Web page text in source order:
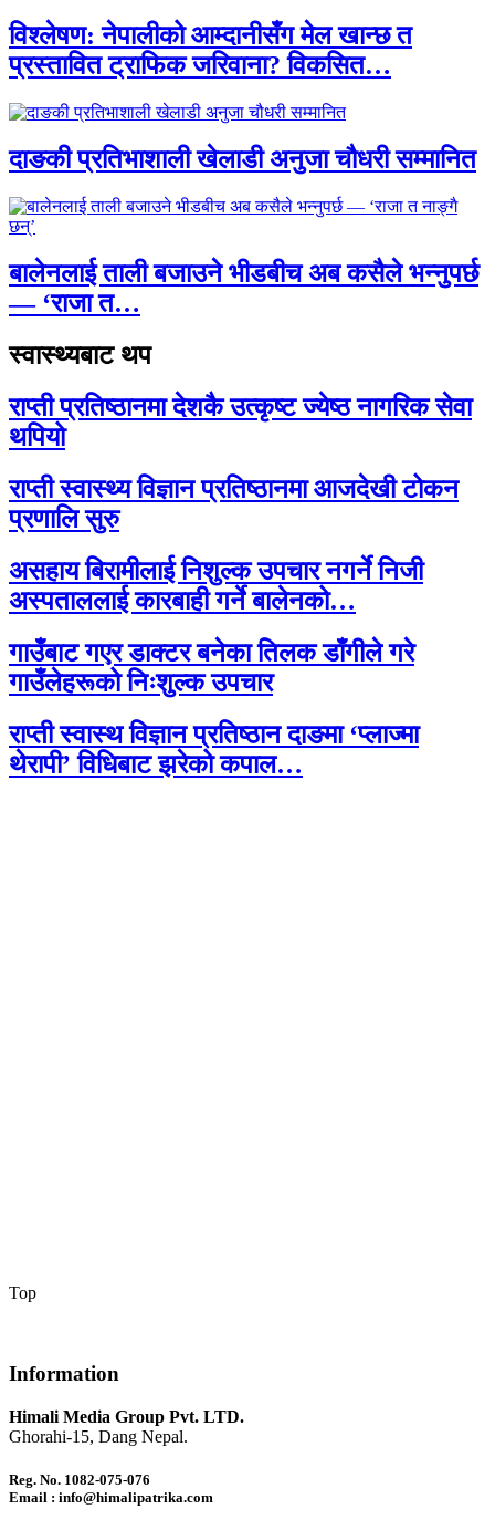
विश्लेषण: नेपालीको आम्दानीसँग मेल खान्छ त
प्रस्तावित ट्राफिक जरिवाना? विकसित…
दाङकी प्रतिभाशाली खेलाडी अनुजा चौधरी सम्मानित
बालेनलाई ताली बजाउने भीडबीच अब कसैले भन्नुपर्छ
— ‘राजा त…
स्वास्थ्यबाट थप
राप्ती प्रतिष्ठानमा देशकै उत्कृष्ट ज्येष्ठ नागरिक सेवा
थपियो
राप्ती स्वास्थ्य विज्ञान प्रतिष्ठानमा आजदेखी टोकन
प्रणालि सुरु
असहाय बिरामीलाई निशुल्क उपचार नगर्ने निजी
अस्पताललाई कारबाही गर्ने बालेनको…
गाउँबाट गएर डाक्टर बनेका तिलक डाँगीले गरे
गाउँलेहरूको निःशुल्क उपचार
राप्ती स्वास्थ विज्ञान प्रतिष्ठान दाङमा ‘प्लाज्मा
थेरापी’ विधिबाट झरेको कपाल…
Top
Information
Himali Media Group Pvt. LTD.
Ghorahi-15, Dang Nepal.
Reg. No. 1082-075-076
Email : info@himalipatrika.com